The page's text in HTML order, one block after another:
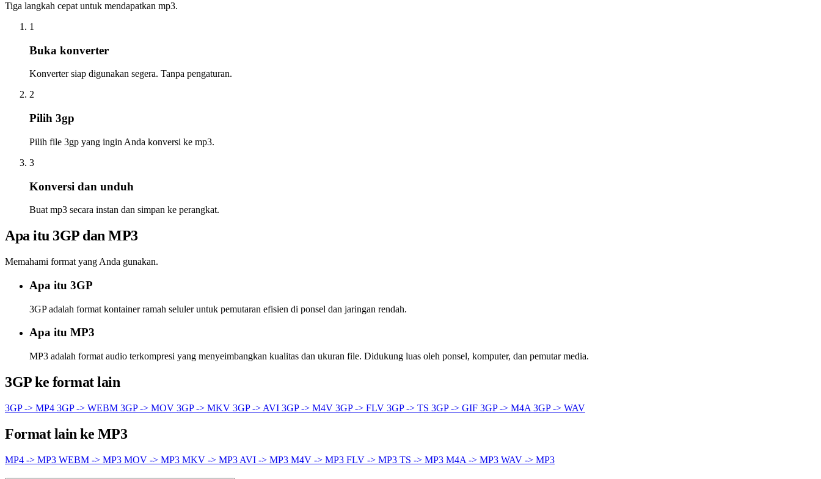
Tiga langkah cepat untuk mendapatkan mp3.
1
Buka konverter
Konverter siap digunakan segera. Tanpa pengaturan.
2
Pilih 3gp
Pilih file 3gp yang ingin Anda konversi ke mp3.
3
Konversi dan unduh
Buat mp3 secara instan dan simpan ke perangkat.
Apa itu 3GP dan MP3
Memahami format yang Anda gunakan.
Apa itu 3GP
3GP adalah format kontainer ramah seluler untuk pemutaran efisien di ponsel dan jaringan rendah.
Apa itu MP3
MP3 adalah format audio terkompresi yang menyeimbangkan kualitas dan ukuran file. Didukung luas oleh ponsel, komputer, dan pemutar media.
3GP ke format lain
3GP -> MP4 3GP -> WEBM 3GP -> MOV 3GP -> MKV 3GP -> AVI 3GP -> M4V 3GP -> FLV 3GP -> TS 3GP -> GIF 3GP -> M4A 3GP -> WAV
Format lain ke MP3
MP4 -> MP3 WEBM -> MP3 MOV -> MP3 MKV -> MP3 AVI -> MP3 M4V -> MP3 FLV -> MP3 TS -> MP3 M4A -> MP3 WAV -> MP3